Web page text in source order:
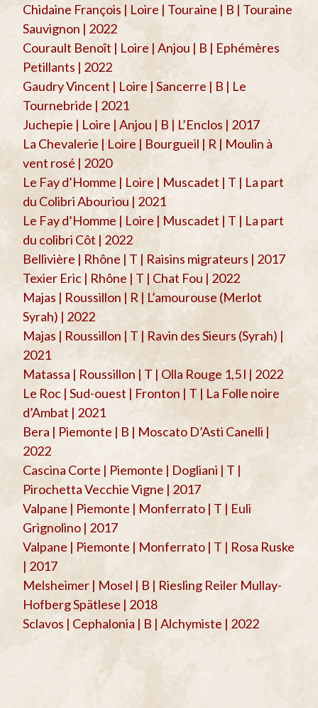
Chidaine François | Loire | Touraine | B | Touraine
Sauvignon | 2022
Courault Benoît | Loire | Anjou | B | Ephémères
Petillants | 2022
Gaudry Vincent | Loire | Sancerre | B | Le
Tournebride | 2021
Juchepie | Loire | Anjou | B | L’Enclos | 2017
La Chevalerie | Loire | Bourgueil | R | Moulin à
vent rosé | 2020
Le Fay d’Homme | Loire | Muscadet | T | La part
du Colibri Abouriou | 2021
Le Fay d’Homme | Loire | Muscadet | T | La part
du colibri Côt | 2022
Bellivière | Rhône | T | Raisins migrateurs | 2017
Texier Eric | Rhône | T | Chat Fou | 2022
Majas | Roussillon | R | L’amourouse (Merlot
Syrah) | 2022
Majas | Roussillon | T | Ravin des Sieurs (Syrah) |
2021
Matassa | Roussillon | T | Olla Rouge 1,5 l | 2022
Le Roc | Sud-ouest | Fronton | T | La Folle noire
d’Ambat | 2021
Bera | Piemonte | B | Moscato D’Asti Canelli |
2022
Cascina Corte | Piemonte | Dogliani | T |
Pirochetta Vecchie Vigne | 2017
Valpane | Piemonte | Monferrato | T | Euli
Grignolino | 2017
Valpane | Piemonte | Monferrato | T | Rosa Ruske
| 2017
Melsheimer | Mosel | B | Riesling Reiler Mullay-
Hofberg Spätlese | 2018
Sclavos | Cephalonia | B | Alchymiste | 2022